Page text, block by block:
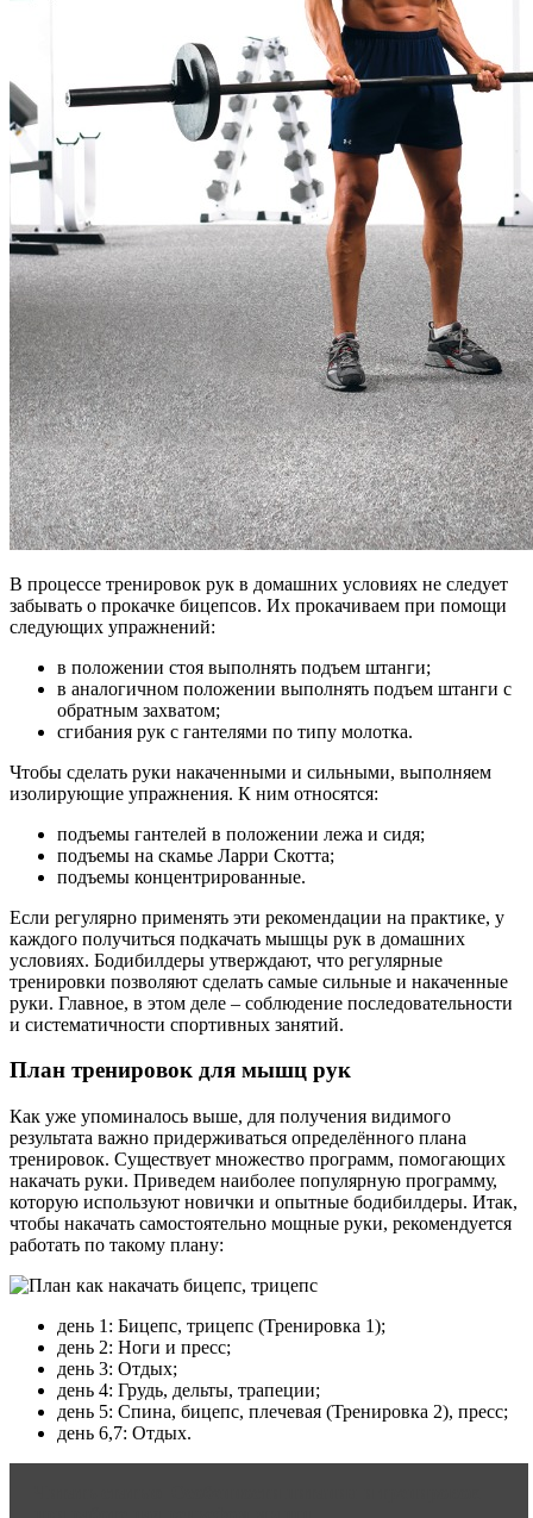
В процессе тренировок рук в домашних условиях не следует
забывать о прокачке бицепсов. Их прокачиваем при помощи
следующих упражнений:
в положении стоя выполнять подъем штанги;
в аналогичном положении выполнять подъем штанги с
обратным захватом;
сгибания рук с гантелями по типу молотка.
Чтобы сделать руки накаченными и сильными, выполняем
изолирующие упражнения. К ним относятся:
подъемы гантелей в положении лежа и сидя;
подъемы на скамье Ларри Скотта;
подъемы концентрированные.
Если регулярно применять эти рекомендации на практике, у
каждого получиться подкачать мышцы рук в домашних
условиях. Бодибилдеры утверждают, что регулярные
тренировки позволяют сделать самые сильные и накаченные
руки. Главное, в этом деле – соблюдение последовательности
и систематичности спортивных занятий.
План тренировок для мышц рук
Как уже упоминалось выше, для получения видимого
результата важно придерживаться определённого плана
тренировок. Существует множество программ, помогающих
накачать руки. Приведем наиболее популярную программу,
которую используют новички и опытные бодибилдеры. Итак,
чтобы накачать самостоятельно мощные руки, рекомендуется
работать по такому плану:
день 1: Бицепс, трицепс (Тренировка 1);
день 2: Ноги и пресс;
день 3: Отдых;
день 4: Грудь, дельты, трапеции;
день 5: Спина, бицепс, плечевая (Тренировка 2), пресс;
день 6,7: Отдых.